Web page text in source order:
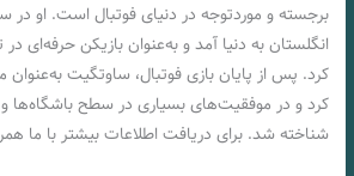
انگلستان به دنیا آمد و به‌عنوان بازیکن حرفه‌ای
کرد. پس از پایان بازی فوتبال، ساوتگیت به‌عنوان
کرد و در موفقیت‌های بسیاری در سطح باشگاه‌ها
شناخته شد. برای دریافت اطلاعات بیشتر با ما